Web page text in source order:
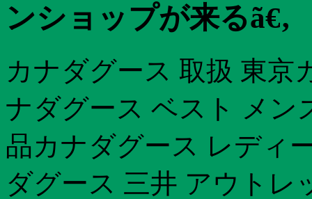
ンショップが来るã€‚
カナダグース 取扱 東京
ナダグース ベスト メン
品カナダグース レディ
ダグース 三井 アウトレ